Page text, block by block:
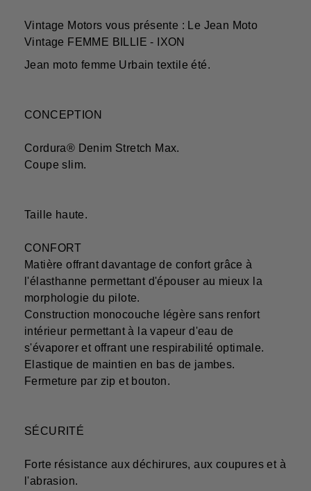
Vintage Motors vous présente : Le Jean Moto
Vintage FEMME BILLIE - IXON
Jean moto femme Urbain textile été.
CONCEPTION
Cordura® Denim Stretch Max.
Coupe slim.
Taille haute.
CONFORT
Matière offrant davantage de confort grâce à
l'élasthanne permettant d'épouser au mieux la
morphologie du pilote.
Construction monocouche légère sans renfort
intérieur permettant à la vapeur d'eau de
s'évaporer et offrant une respirabilité optimale.
Elastique de maintien en bas de jambes.
Fermeture par zip et bouton.
SÉCURITÉ
Forte résistance aux déchirures, aux coupures et à
l'abrasion.